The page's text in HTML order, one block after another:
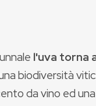
l'uva torna
biodiversità
da vino ed